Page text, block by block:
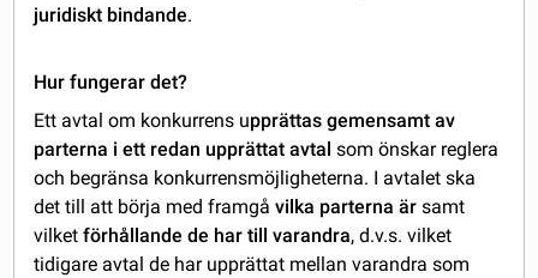
juridiskt bindande.
Hur fungerar det?
Ett avtal om konkurrens upprättas gemensamt av
parterna i ett redan upprättat avtal som önskar reglera
och begränsa konkurrensmöjligheterna. I avtalet ska
det till att börja med framgåvilka parterna är samt
vilketförhållande de har till varandra, d.v.s. vilket
tidigare avtal de har upprättat mellan varandra som